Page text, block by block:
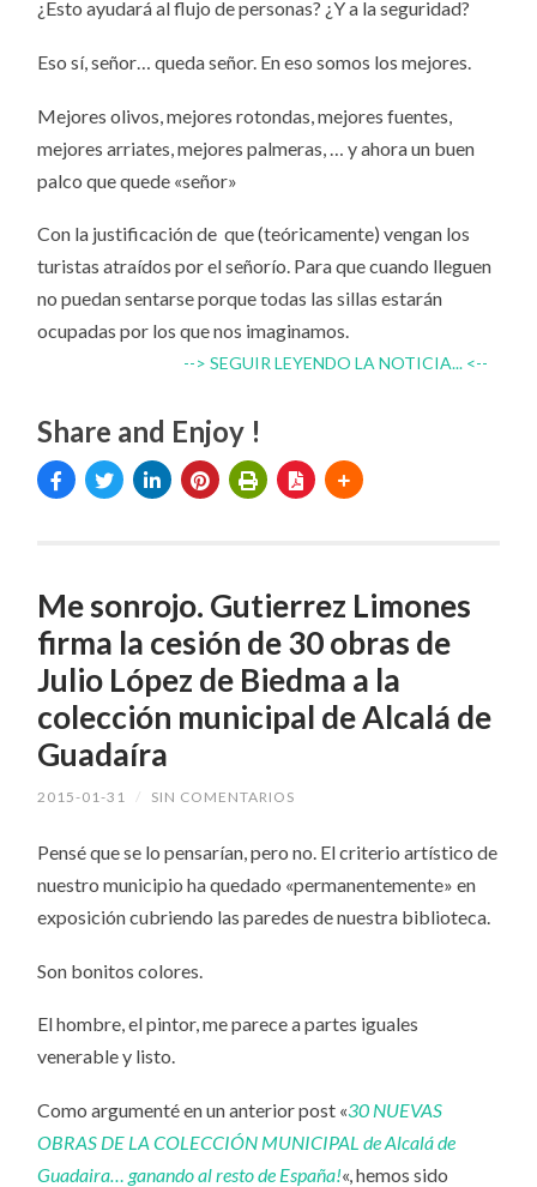
¿Esto ayudará al flujo de personas? ¿Y a la seguridad?
Eso sí, señor… queda señor. En eso somos los mejores.
Mejores olivos, mejores rotondas, mejores fuentes,
mejores arriates, mejores palmeras, … y ahora un buen
palco que quede «señor»
Con la justificación de que (teóricamente) vengan los
turistas atraídos por el señorío. Para que cuando lleguen
no puedan sentarse porque todas las sillas estarán
ocupadas por los que nos imaginamos.
--> SEGUIR LEYENDO LA NOTICIA... <--
Share and Enjoy !
Me sonrojo. Gutierrez Limones
firma la cesión de 30 obras de
Julio López de Biedma a la
colección municipal de Alcalá de
Guadaíra
2015-01-31 / SIN COMENTARIOS
Pensé que se lo pensarían, pero no. El criterio artístico de
nuestro municipio ha quedado «permanentemente» en
exposición cubriendo las paredes de nuestra biblioteca.
Son bonitos colores.
El hombre, el pintor, me parece a partes iguales
venerable y listo.
Como argumenté en un anterior post «30 NUEVAS
OBRAS DE LA COLECCIÓN MUNICIPAL de Alcalá de
Guadaira… ganando al resto de España!«, hemos sido